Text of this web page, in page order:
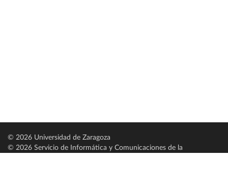
© 2026 Universidad de Zaragoza
© 2026 Servicio de Informática y Comunicaciones de la